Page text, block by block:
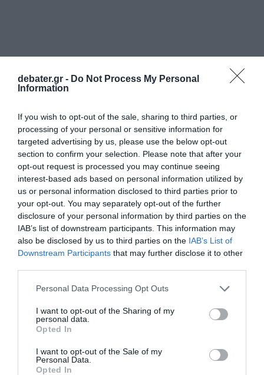
debater.gr - Do Not Process My Personal
Information
If you wish to opt-out of the sale, sharing to third parties, or
processing of your personal or sensitive information for
targeted advertising by us, please use the below opt-out
section to confirm your selection. Please note that after your
opt-out request is processed you may continue seeing
interest-based ads based on personal information utilized by
us or personal information disclosed to third parties prior to
your opt-out. You may separately opt-out of the further
disclosure of your personal information by third parties on the
IAB’s list of downstream participants. This information may
also be disclosed by us to third parties on the IAB’s List of
Downstream Participants that may further disclose it to other
Please note that this website/app uses one or more Google
not limited to your visit or usage behaviour. You may click to
grant or deny consent to Google and its third-party tags to
use your data for below specified purposes in below Google
consent section.
Personal Data Processing Opt Outs
I want to opt-out of the Sharing of my
personal data.
Opted In
I want to opt-out of the Sale of my
Personal Data.
Opted In
ΔΙΕΘΝΗ